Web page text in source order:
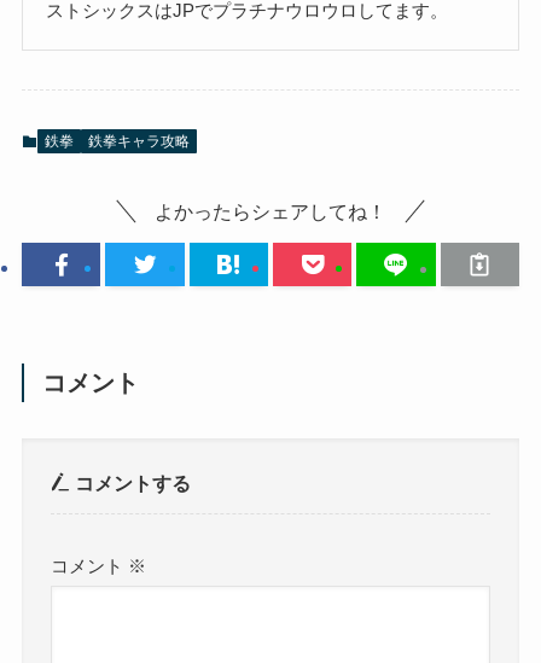
ストシックスはJPでプラチナウロウロしてます。
鉄拳 鉄拳キャラ攻略
よかったらシェアしてね！
コメント
コメントする
コメント ※